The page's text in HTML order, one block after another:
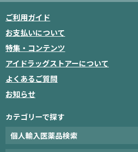
ご利用ガイド
お支払いについて
特集・コンテンツ
アイドラッグストアーについて
よくあるご質問
お知らせ
カテゴリーで探す
個人輸入医薬品検索